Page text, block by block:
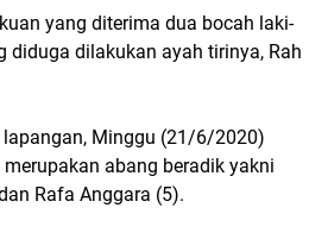
yang diterima dua bocah laki-
diduga dilakukan ayah tirinya, Rah
Minggu (21/6/2020)
abang beradik yakni
Rafa Anggara (5).